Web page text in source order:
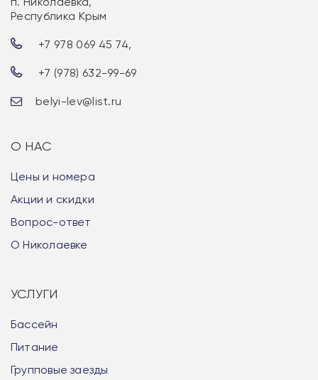
Республика Крым
+7 978 069 45 74,
+7 (978) 632-99-69
belyi-lev@list.ru
О НАС
Цены и номера
Акции и скидки
Вопрос-ответ
О Николаевке
УСЛУГИ
Бассейн
Питание
Групповые заезды